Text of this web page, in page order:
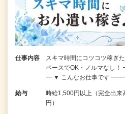
仕事内容
スキマ時間にコツコツ稼ぎ
ペースでOK・ノルマ
━ ▼ こんなお仕事です
給与
時給1,500円以上（完全出
円）